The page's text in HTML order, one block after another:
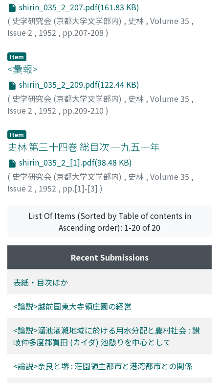
shirin_035_2_207.pdf(161.83 KB)
( 史学研究会 (京都大学文学部内) , 史林 , Volume 35 ,
Issue 2 , 1952 , pp.207-208 )
Item
<彙報>
shirin_035_2_209.pdf(122.44 KB)
( 史学研究会 (京都大学文学部内) , 史林 , Volume 35 ,
Issue 2 , 1952 , pp.209-210 )
Item
史林 第三十四巻 総目次 一九五一年
shirin_035_2_[1].pdf(98.48 KB)
( 史学研究会 (京都大学文学部内) , 史林 , Volume 35 ,
Issue 2 , 1952 , pp.[1]-[3] )
List Of Items (Sorted by Table of contents in
Ascending order): 1-20 of 20
Recent Submissions
表紙・目次ほか
<論説>越前国東大寺領庄園の経営
<論説>溜池灌漑地域に於ける用水分配と農村社会 : 讃
岐仲多度郡買田 (カイダ) 池懸りを中心として
<論説>奈良と堺 : 荘園領主都市と港湾都市との関係